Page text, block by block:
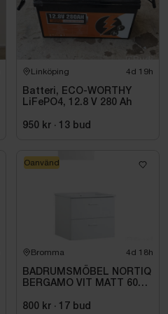
Linköping 4d 19h
Batteri, ECO-WORTHY
LiFePO4, 12.8 V 280 Ah
950 kr · 13 bud
Bromma 4d 18h
BADRUMSMÖBEL NORTIQ
BERGAMO VIT MATT 60
800 kr · 17 bud
Oanvänd